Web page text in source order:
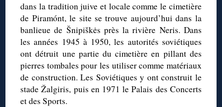
dans la tradition juive et locale comme le cimetière
de Piramónt, le site se trouve aujourd’hui dans la
banlieue de Šnipiškės près la rivière Neris. Dans
les années 1945 à 1950, les autorités soviétiques
ont détruit une partie du cimetière en pillant des
pierres tombales pour les utiliser comme matériaux
de construction. Les Soviétiques y ont construit le
stade Žalgiris, puis en 1971 le Palais des Concerts
et des Sports.